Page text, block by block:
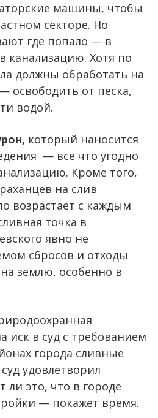
машины, чтобы
секторе. Но
где попало — в
канализацию. Хотя по
должны обработать на
освободить от песка,
водой.
который наносится
— все что угодно
Кроме того,
на слив
возрастает с каждым
точка в
явно не
сбросов и отходы
землю, особенно в
иск в суд с требованием
города сливные
удовлетворил
ли это, что в городе
— покажет время.